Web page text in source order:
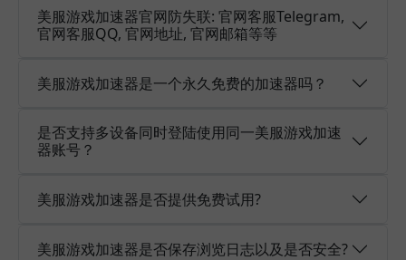
美服游戏加速器官网防失联: 官网客服Telegram,
官网客服QQ, 官网地址, 官网邮箱等等
美服游戏加速器是一个永久免费的加速器吗？
是否支持多设备同时登陆使用同一美服游戏加速
器账号？
美服游戏加速器是否提供免费试用?
美服游戏加速器是否保存浏览日志以及是否安全?